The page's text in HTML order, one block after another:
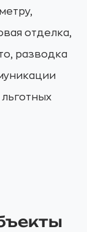
отделка,
разводка